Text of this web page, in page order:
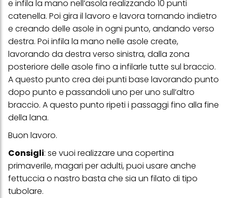
e infila la mano nell’asola realizzando 10 punti
catenella. Poi gira il lavoro e lavora tornando indietro
e creando delle asole in ogni punto, andando verso
destra. Poi infila la mano nelle asole create,
lavorando da destra verso sinistra, dalla zona
posteriore delle asole fino a infilarle tutte sul braccio.
A questo punto crea dei punti base lavorando punto
dopo punto e passandoli uno per uno sull’altro
braccio. A questo punto ripeti i passaggi fino alla fine
della lana.
Buon lavoro.
Consigli: se vuoi realizzare una copertina
primaverile, magari per adulti, puoi usare anche
fettuccia o nastro basta che sia un filato di tipo
tubolare.
questo sito web.